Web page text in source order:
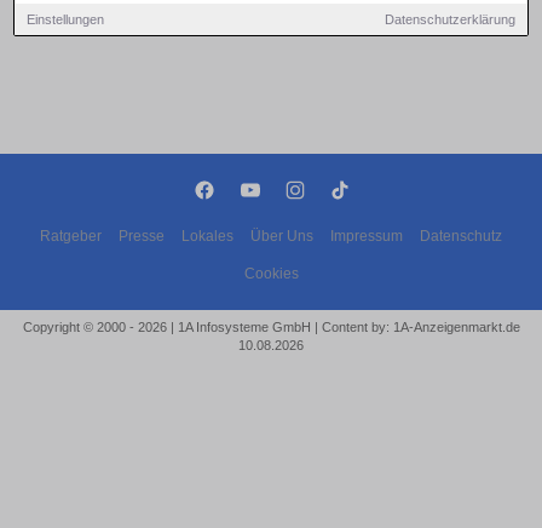
Einstellungen Datenschutzerklärung
Ratgeber Presse Lokales Über Uns Impressum Datenschutz
Cookies
Copyright © 2000 - 2026 | 1A Infosysteme GmbH | Content by: 1A-Anzeigenmarkt.de
10.08.2026